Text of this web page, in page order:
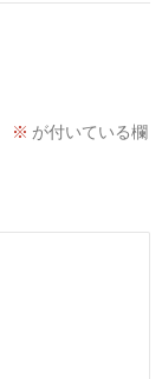
※ が付いている欄